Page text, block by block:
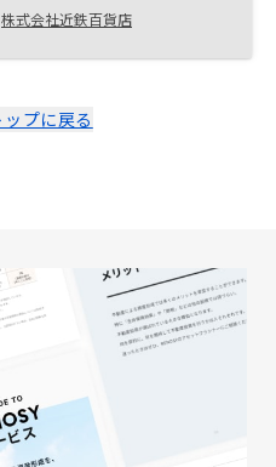
株式会社近鉄百貨店
プに戻る